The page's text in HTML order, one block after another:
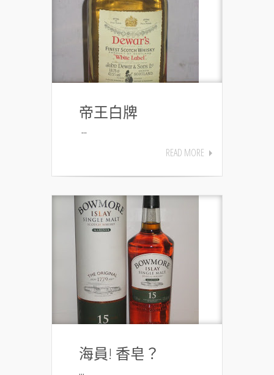
帝王白牌
...
READ MORE
海員! 香皂？
...